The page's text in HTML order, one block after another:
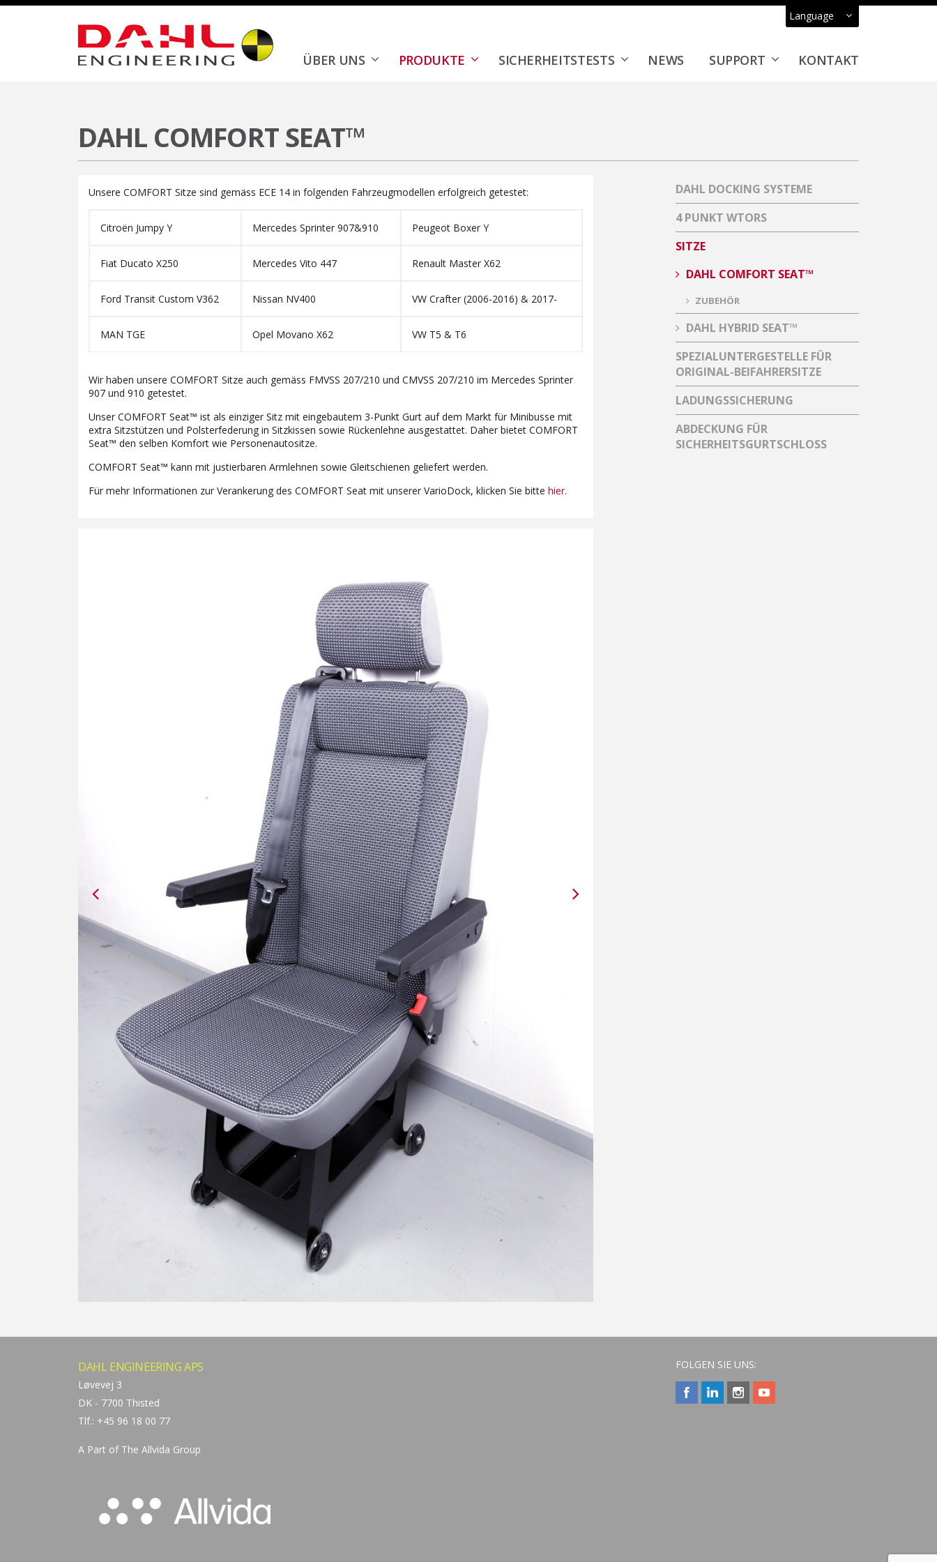
ÜBER UNS PRODUKTE SICHERHEITSTESTS NEWS SUPPORT KONTAKT
Language
DAHL COMFORT SEAT™
Unsere COMFORT Sitze sind gemäss ECE 14 in folgenden Fahrzeugmodellen erfolgreich getestet:
Citroën Jumpy Y Mercedes Sprinter 907&910 Peugeot Boxer Y
Fiat Ducato X250 Mercedes Vito 447 Renault Master X62
Ford Transit Custom V362 Nissan NV400 VW Crafter (2006-2016) & 2017-
MAN TGE Opel Movano X62 VW T5 & T6
Wir haben unsere COMFORT Sitze auch gemäss FMVSS 207/210 und CMVSS 207/210 im Mercedes Sprinter
907 und 910 getestet.
Unser COMFORT Seat™ ist als einziger Sitz mit eingebautem 3-Punkt Gurt auf dem Markt für Minibusse mit
extra Sitzstützen und Polsterfederung in Sitzkissen sowie Rückenlehne ausgestattet. Daher bietet COMFORT
Seat™ den selben Komfort wie Personenautositze.
COMFORT Seat™ kann mit justierbaren Armlehnen sowie Gleitschienen geliefert werden.
Für mehr Informationen zur Verankerung des COMFORT Seat mit unserer VarioDock, klicken Sie bitte hier.
DAHL DOCKING SYSTEME
4 PUNKT WTORS
SITZE
DAHL COMFORT SEAT™
ZUBEHÖR
DAHL HYBRID SEAT™
SPEZIALUNTERGESTELLE FÜR
ORIGINAL-BEIFAHRERSITZE
LADUNGSSICHERUNG
ABDECKUNG FÜR
SICHERHEITSGURTSCHLOSS
DAHL ENGINEERING APS
Løvevej 3
DK - 7700 Thisted
Tlf.: +45 96 18 00 77
A Part of The Allvida Group
FOLGEN SIE UNS: